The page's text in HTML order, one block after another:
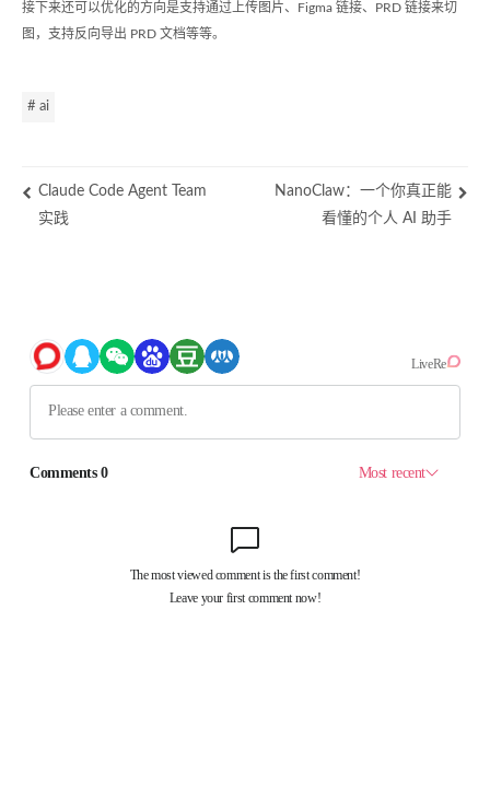
接下来还可以优化的方向是支持通过上传图片、Figma 链接、PRD 链接来切
图，支持反向导出 PRD 文档等等。
# ai
Claude Code Agent Team
实践
NanoClaw：一个你真正能
看懂的个人 AI 助手